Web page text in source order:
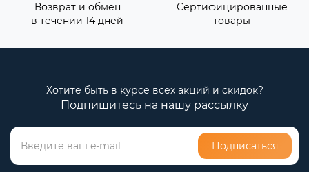
Возврат и обмен
в течении 14 дней
Сертифицированные
товары
Хотите быть в курсе всех акций и скидок?
Подпишитесь на нашу рассылку
Подписаться